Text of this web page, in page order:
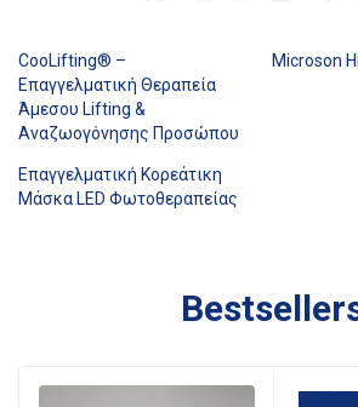
CooLifting® –
Επαγγελματική Θεραπεία
Άμεσου Lifting &
Αναζωογόνησης Προσώπου
Microson
Επαγγελματική Κορεάτικη
Μάσκα LED Φωτοθεραπείας